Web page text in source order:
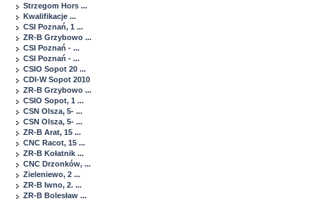
Strzegom Hors ...
Kwalifikacje ...
CSI Poznań, 1 ...
ZR-B Grzybowo ...
CSI Poznań - ...
CSI Poznań - ...
CSIO Sopot 20 ...
CDI-W Sopot 2010
ZR-B Grzybowo ...
CSIO Sopot, 1 ...
CSN Olsza, 5- ...
CSN Olsza, 5- ...
ZR-B Arat, 15 ...
CNC Racot, 15 ...
ZR-B Kołatnik ...
CNC Drzonków, ...
Zieleniewo, 2 ...
ZR-B Iwno, 2. ...
ZR-B Bolesław ...